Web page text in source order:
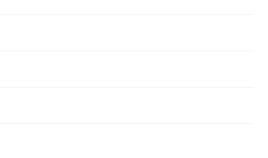
conformément aux standards ERC-20 et BEP-
par exemple, par des ICO (Initial Coin Offerings),